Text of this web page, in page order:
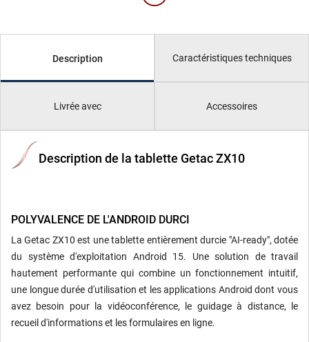
Description Caractéristiques techniques
Livrée avec Accessoires
Description de la tablette Getac ZX10
POLYVALENCE DE L'ANDROID DURCI
La Getac ZX10 est une tablette entièrement durcie "AI-ready", dotée
du système d'exploitation Android 15. Une solution de travail
hautement performante qui combine un fonctionnement intuitif,
une longue durée d'utilisation et les applications Android dont vous
avez besoin pour la vidéoconférence, le guidage à distance, le
recueil d'informations et les formulaires en ligne.